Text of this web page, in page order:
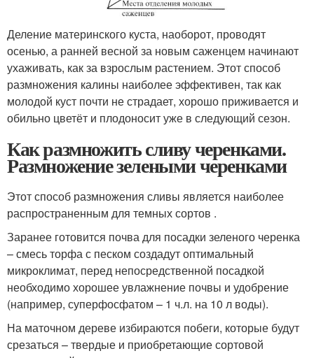
Деление материнского куста, наоборот, проводят
осенью, а ранней весной за новым саженцем начинают
ухаживать, как за взрослым растением. Этот способ
размножения калины наиболее эффективен, так как
молодой куст почти не страдает, хорошо приживается и
обильно цветёт и плодоносит уже в следующий сезон.
Как размножить сливу черенками.
Размножение зелеными черенками
Этот способ размножения сливы является наиболее
распространенным для темных сортов .
Заранее готовится почва для посадки зеленого черенка
– смесь торфа с песком создадут оптимальный
микроклимат, перед непосредственной посадкой
необходимо хорошее увлажнение почвы и удобрение
(например, суперфосфатом – 1 ч.л. на 10 л воды).
На маточном дереве избираются побеги, которые будут
срезаться – твердые и приобретающие сортовой